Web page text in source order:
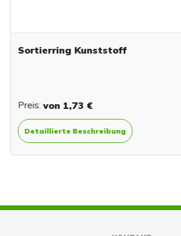
Sortierring Kunststoff
Preis: von1,73 €
Detaillierte Beschreibung